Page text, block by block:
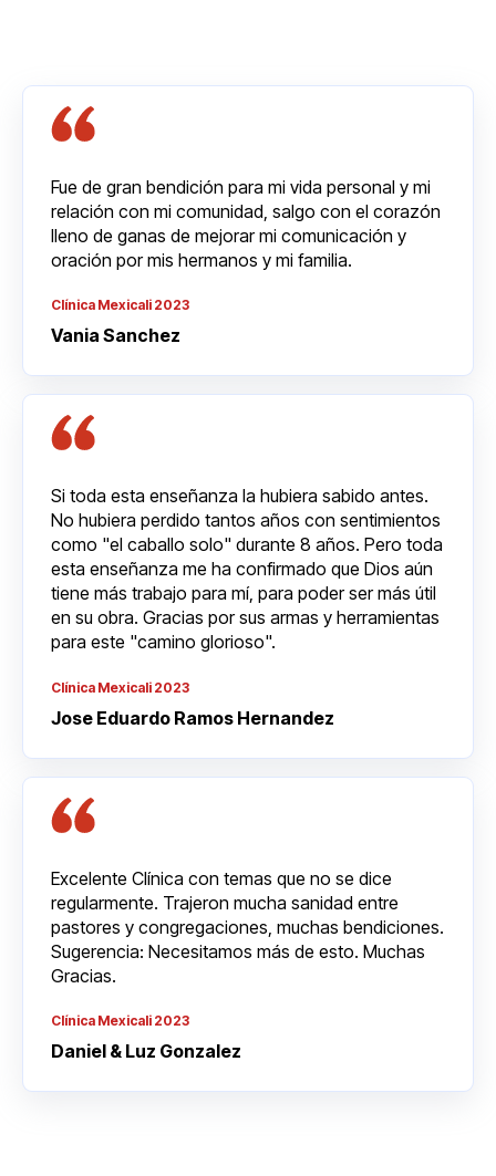
Fue de gran bendición para mi vida personal y mi
relación con mi comunidad, salgo con el corazón
lleno de ganas de mejorar mi comunicación y
oración por mis hermanos y mi familia.
Clínica Mexicali 2023
Vania Sanchez
Si toda esta enseñanza la hubiera sabido antes.
No hubiera perdido tantos años con sentimientos
como "el caballo solo" durante 8 años. Pero toda
esta enseñanza me ha confirmado que Dios aún
tiene más trabajo para mí, para poder ser más útil
en su obra. Gracias por sus armas y herramientas
para este "camino glorioso".
Clínica Mexicali 2023
Jose Eduardo Ramos Hernandez
Excelente Clínica con temas que no se dice
regularmente. Trajeron mucha sanidad entre
pastores y congregaciones, muchas bendiciones.
Sugerencia: Necesitamos más de esto. Muchas
Gracias.
Clínica Mexicali 2023
Daniel & Luz Gonzalez